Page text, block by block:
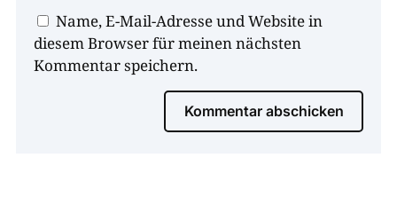
Name, E-Mail-Adresse und Website in
diesem Browser für meinen nächsten
Kommentar speichern.
Kommentar abschicken